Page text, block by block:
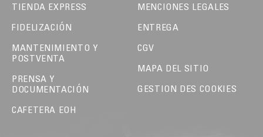
TIENDA EXPRESS
FIDELIZACIÓN
MANTENIMIENTO Y
POSTVENTA
PRENSA Y
DOCUMENTACIÓN
CAFETERA EOH
MENCIONES LEGALES
ENTREGA
CGV
MAPA DEL SITIO
GESTION DES COOKIES